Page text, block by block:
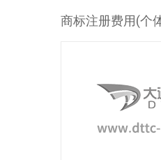
商标注册费用(个